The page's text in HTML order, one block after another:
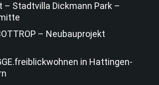
– Stadtvilla Dickmann Park –
– Neubauprojekt
in Hattingen-